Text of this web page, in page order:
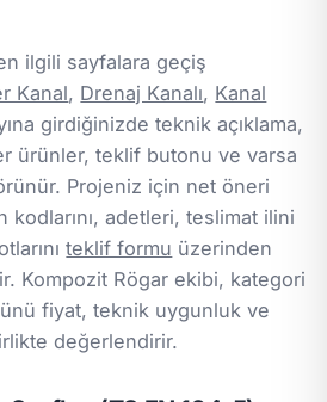
ilgili sayfalara geçiş
Kanal, Drenaj Kanalı, Kanal
girdiğinizde teknik açıklama,
ürünler, teklif butonu ve varsa
Projeniz için net öneri
adetleri, teslimat ilini
teklif formu üzerinden
Kompozit Rögar ekibi, kategori
fiyat, teknik uygunluk ve
değerlendirir.